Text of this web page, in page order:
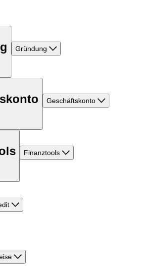
Gründung
Geschäftskonto
Finanztools